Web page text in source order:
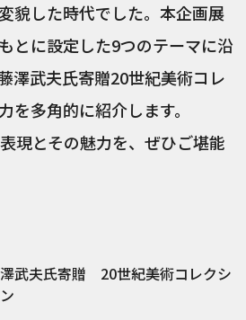
貌した時代でした。本企画展
とに設定した9つのテーマに沿
澤武夫氏寄贈20世紀美術コレ
を多角的に紹介します。
現とその魅力を、ぜひご堪能
武夫氏寄贈 20世紀美術コレクシ